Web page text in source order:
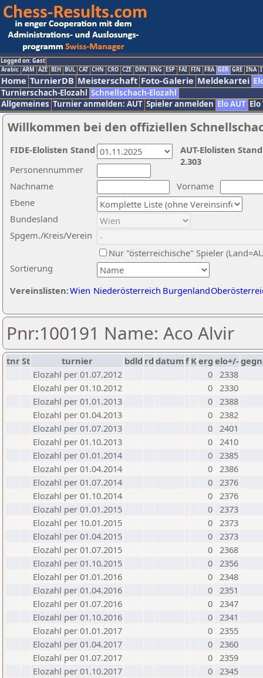
Logged on: Gast
Arabic ARM AZE BIH BUL CAT CHN CRO CZE DEN ENG ESP FAI FIN FRA GER GRE INA
Home TurnierDB Meisterschaft Foto-Galerie Meldekartei
Turnierschach-Elozahl Schnellschach-Elozahl
Allgemeines Turnier anmelden: AUT Spieler anmelden Elo AUT
Willkommen bei den offiziellen
Nachname
Vorname
Ebene
Sortierung
Personennummer
Bundesland
Spgem./Kreis/Verein
Nur "österreichische" Spieler
Vereinslisten:Wien Niederösterreich Burgenland
AUT-Elolisten
2.303
FIDE-Elolisten Stand
Pnr:100191 Name: Aco Alvir
tnrSt turnier bdld rd datumf Kerg elo+/-
Elozahl per 01.07.2012
0 2338
Elozahl per 01.10.2012
0 2330
Elozahl per 01.01.2013
0 2388
Elozahl per 01.04.2013
0 2382
Elozahl per 01.07.2013
0 2401
Elozahl per 01.10.2013
0 2410
Elozahl per 01.01.2014
0 2385
Elozahl per 01.04.2014
0 2386
Elozahl per 01.07.2014
0 2376
Elozahl per 01.10.2014
0 2376
Elozahl per 01.01.2015
0 2373
Elozahl per 10.01.2015
0 2373
Elozahl per 01.04.2015
0 2373
Elozahl per 01.07.2015
0 2368
Elozahl per 01.10.2015
0 2356
Elozahl per 01.01.2016
0 2348
Elozahl per 01.04.2016
0 2351
Elozahl per 01.07.2016
0 2347
Elozahl per 01.10.2016
0 2341
Elozahl per 01.01.2017
0 2355
Elozahl per 01.04.2017
0 2360
Elozahl per 01.07.2017
0 2359
Elozahl per 01.10.2017
0 2345